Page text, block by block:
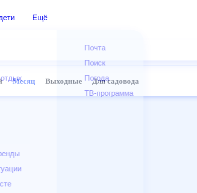
дети Ещё
отдых
Почта
Поиск
Погода
ТВ-программа
дней Месяц Выходные Для садовода